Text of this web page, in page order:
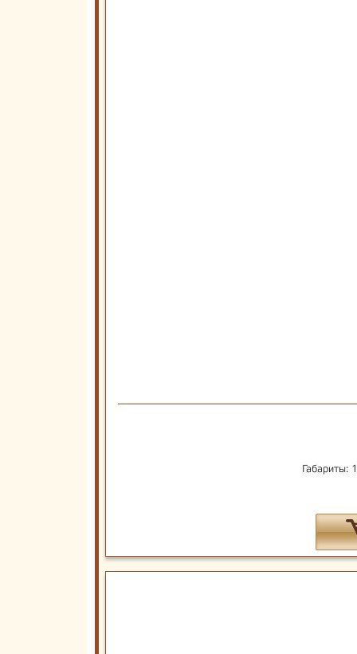
Габариты: